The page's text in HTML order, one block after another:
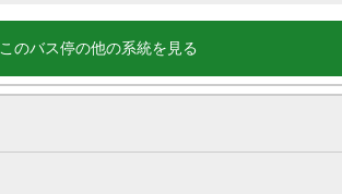
このバス停の他の系統を見る